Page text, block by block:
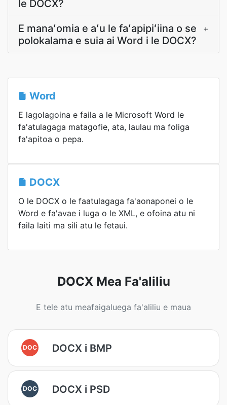
le DOCX?
E manaʻomia e aʻu le faʻapipiʻiina o se
polokalama e suia ai Word i le DOCX?
+
Word
E lagolagoina e faila a le Microsoft Word le
fa'atulagaga matagofie, ata, laulau ma foliga
fa'apitoa o pepa.
DOCX
O le DOCX o le faatulagaga fa'aonaponei o le
Word e fa'avae i luga o le XML, e ofoina atu ni
faila laiti ma sili atu le fetaui.
DOCX Mea Fa'aliliu
E tele atu meafaigaluega fa'aliliu e maua
DOC DOCX i BMP
DOC DOCX i PSD